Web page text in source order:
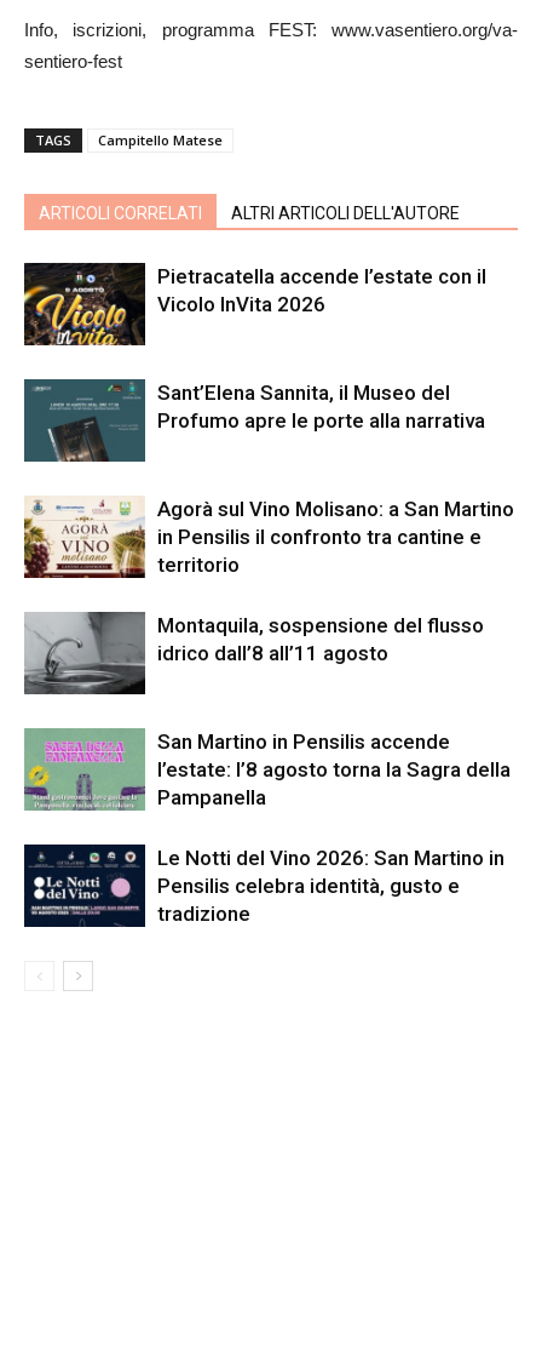
Info, iscrizioni, programma FEST: www.vasentiero.org/va-
sentiero-fest
TAGS Campitello Matese
ARTICOLI CORRELATI ALTRI ARTICOLI DELL'AUTORE
Pietracatella accende l’estate con il
Vicolo InVita 2026
Sant’Elena Sannita, il Museo del
Profumo apre le porte alla narrativa
Agorà sul Vino Molisano: a San Martino
in Pensilis il confronto tra cantine e
territorio
Montaquila, sospensione del flusso
idrico dall’8 all’11 agosto
San Martino in Pensilis accende
l’estate: l’8 agosto torna la Sagra della
Pampanella
Le Notti del Vino 2026: San Martino in
Pensilis celebra identità, gusto e
tradizione